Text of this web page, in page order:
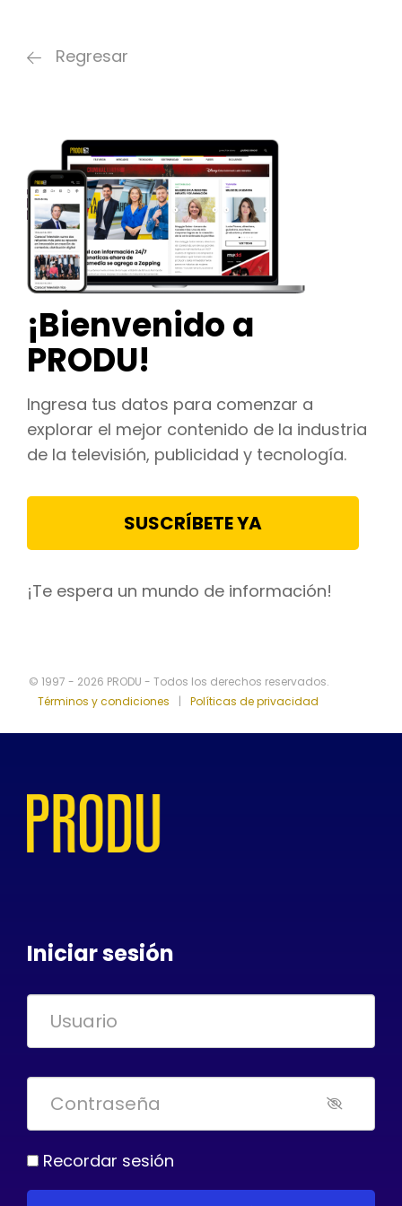
Regresar
¡Bienvenido a
PRODU!
Ingresa tus datos para comenzar a
explorar el mejor contenido de la industria
de la televisión, publicidad y tecnología.
SUSCRÍBETE YA
¡Te espera un mundo de información!
© 1997 - 2026 PRODU - Todos los derechos reservados.
Términos y condiciones
| Políticas de privacidad
Iniciar sesión
Recordar sesión